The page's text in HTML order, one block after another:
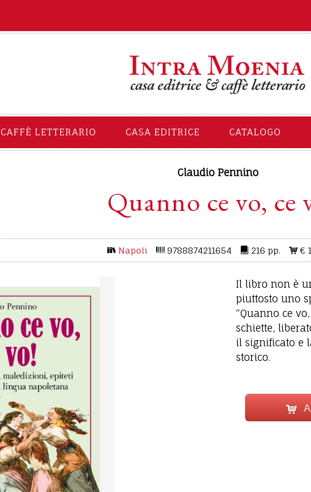
CAFFÈ LETTERARIO CASA EDITRICE CATALOGO
Claudio Pennino
Quanno ce vo, ce
Napoli 9788874211654 216 pp. €
Il libro non è
piuttosto uno
“Quanno ce
schiette,
il significato e
storico.